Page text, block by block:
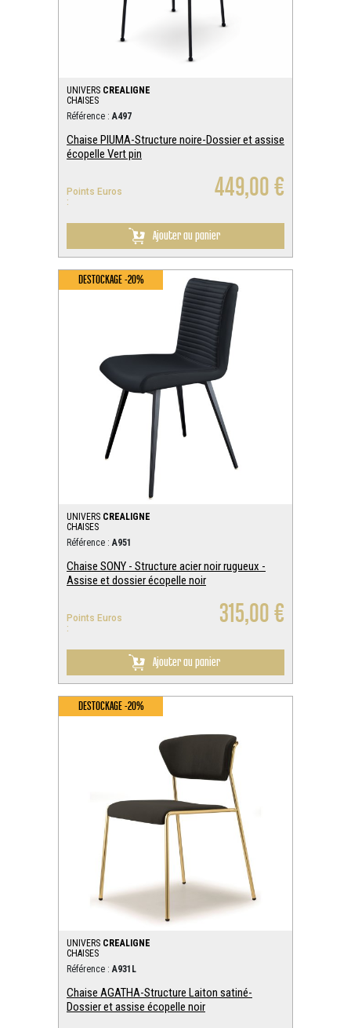
UNIVERS CREALIGNE
CHAISES
Référence :A497
Chaise PIUMA-Structure noire-Dossier et assise
écopelle Vert pin
Points Euros
:
449,00 €
Ajouter au panier
DESTOCKAGE -20%
UNIVERS CREALIGNE
CHAISES
Référence :A951
Chaise SONY - Structure acier noir rugueux -
Assise et dossier écopelle noir
Points Euros
:
315,00 €
Ajouter au panier
DESTOCKAGE -20%
UNIVERS CREALIGNE
CHAISES
Référence :A931L
Chaise AGATHA-Structure Laiton satiné-
Dossier et assise écopelle noir